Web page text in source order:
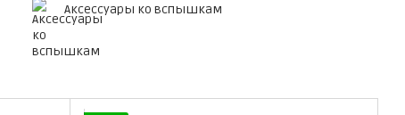
Аксессуары ко вспышкам